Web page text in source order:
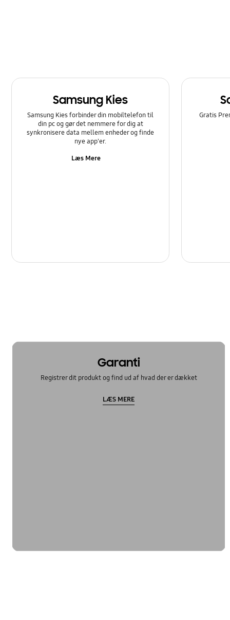
Sådan bruger du det
Samsung Kies
Samsung Kies forbinder din mobiltelefon til
din pc og gør det nemmere for dig at
synkronisere data mellem enheder og finde
nye app'er.
Læs Mere
Gratis
Garanti
Registrer dit produkt og find ud af hvad der er dækket
LÆS MERE